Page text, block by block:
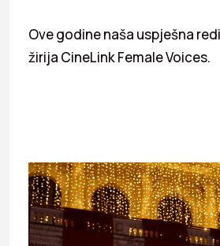
Ove godine naša uspješna
žirija CineLink Female Voices.